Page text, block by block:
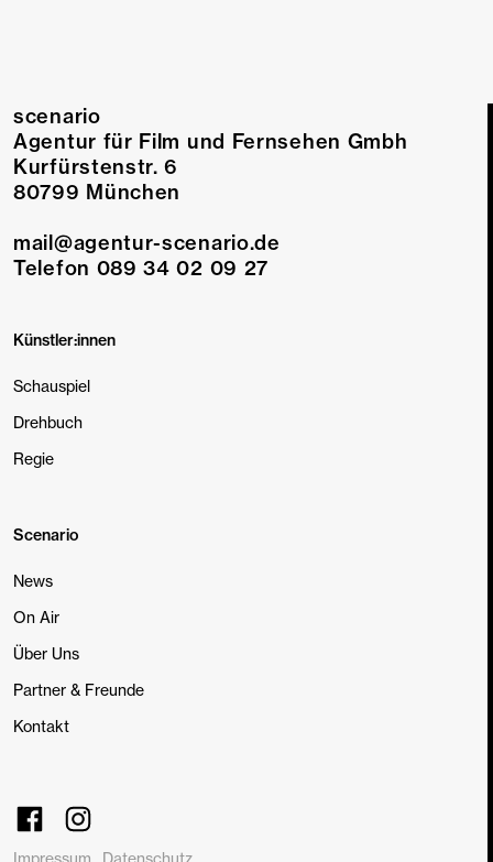
scenario
Agentur für Film und Fernsehen Gmbh
Kurfürstenstr. 6
80799 München
mail@agentur-scenario.de
Telefon 089 34 02 09 27
Künstler:innen
Schauspiel
Drehbuch
Regie
Scenario
News
On Air
Über Uns
Partner & Freunde
Kontakt
Impressum Datenschutz